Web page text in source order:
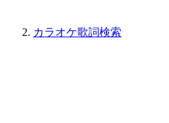
カラオケ歌詞検索